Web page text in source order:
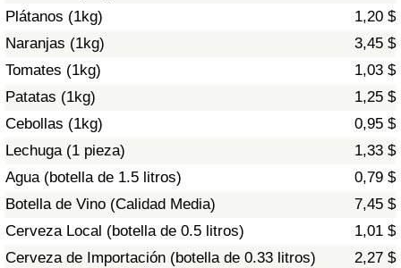
Plátanos (1kg)
1,20 $
Naranjas (1kg)
3,45 $
Tomates (1kg)
1,03 $
Patatas (1kg)
1,25 $
Cebollas (1kg)
0,95 $
Lechuga (1 pieza)
1,33 $
Agua (botella de 1.5 litros)
0,79 $
Botella de Vino (Calidad Media)
7,45 $
Cerveza Local (botella de 0.5 litros)
1,01 $
Cerveza de Importación (botella de 0.33 litros)
2,27 $
Índice de Contaminación (Actual)
Índice de contaminación
Índice de Contaminación por País
Tráfico
Índice de Tráfico
Índice de Tráfico (Actual)